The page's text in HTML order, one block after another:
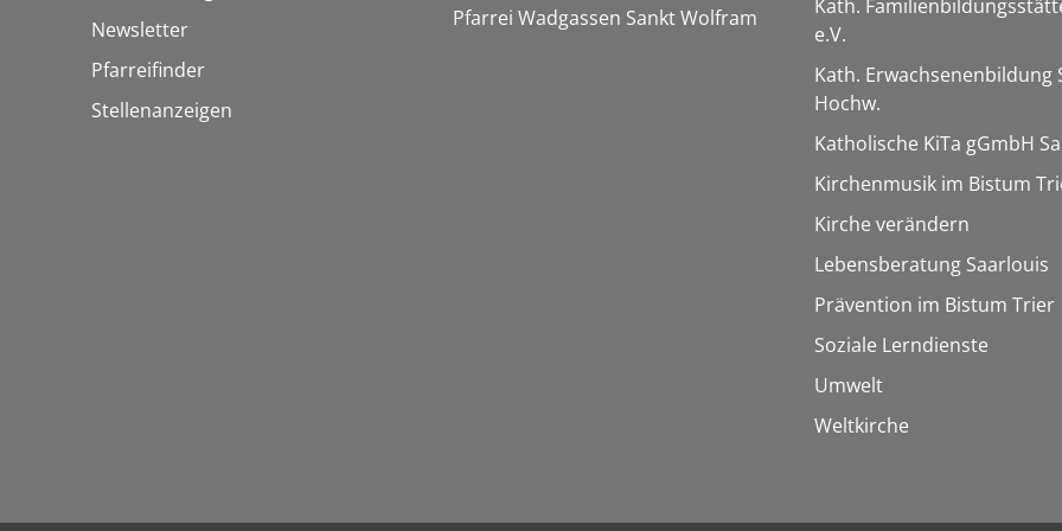
Newsletter
Pfarreifinder
Stellenanzeigen
Pfarrei Wadgassen Sankt Wolfram
Kath.
e.V.
Kath. Erwachsenenbildung
Hochw.
Katholische KiTa gGmbH
Kirchenmusik im Bistum
Kirche verändern
Lebensberatung Saarlouis
Prävention im Bistum Trier
Soziale Lerndienste
Umwelt
Weltkirche